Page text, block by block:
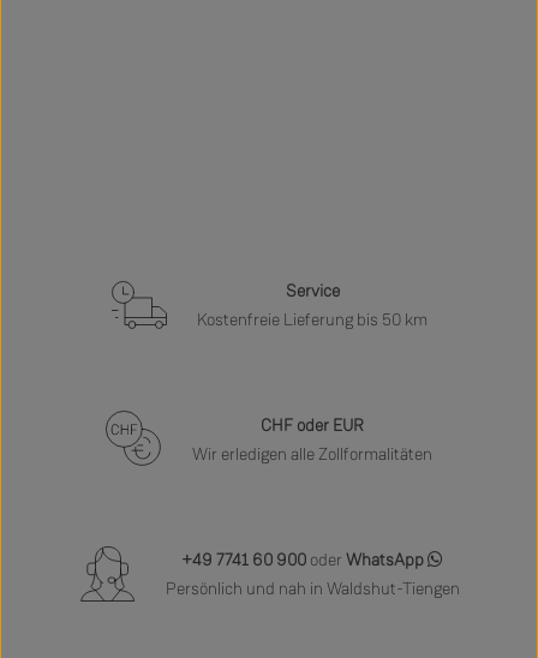
Service
Kostenfreie Lieferung bis 50 km
CHF oder EUR
Wir erledigen alle Zollformalitäten
+49 7741 60 900 oder WhatsApp
Persönlich und nah in Waldshut-Tiengen